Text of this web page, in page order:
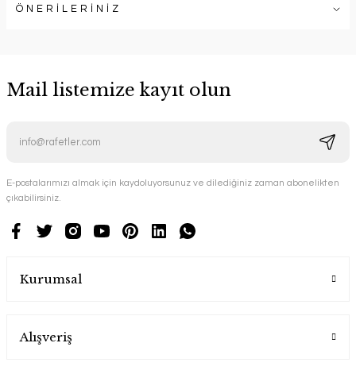
ÖNERİLERİNİZ
Mail listemize kayıt olun
E-postalarımızı almak için kaydoluyorsunuz ve dilediğiniz zaman abonelikten
çıkabilirsiniz.
Kurumsal
Alışveriş